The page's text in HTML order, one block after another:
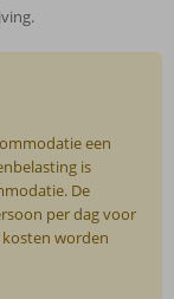
een
is
De
per dag voor
kosten worden